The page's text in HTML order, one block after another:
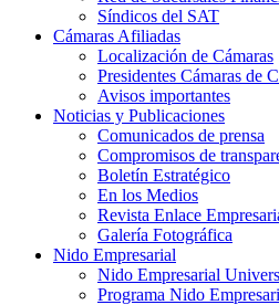
Síndicos del SAT
Cámaras Afiliadas
Localización de Cámaras
Presidentes Cámaras de
Avisos importantes
Noticias y Publicaciones
Comunicados de prensa
Compromisos de
Boletín Estratégico
En los Medios
Revista Enlace
Galería Fotográfica
Nido Empresarial
Nido Empresarial
Programa Nido